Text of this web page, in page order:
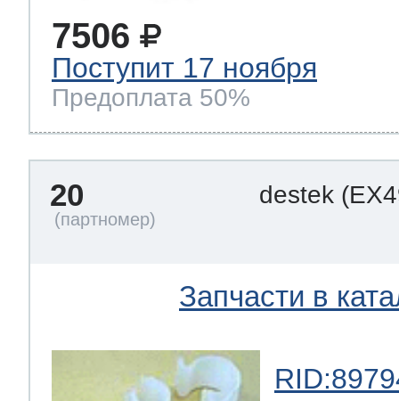
7506
Поступит 17 ноября
Предоплата 50%
20 destek
Запчасти в